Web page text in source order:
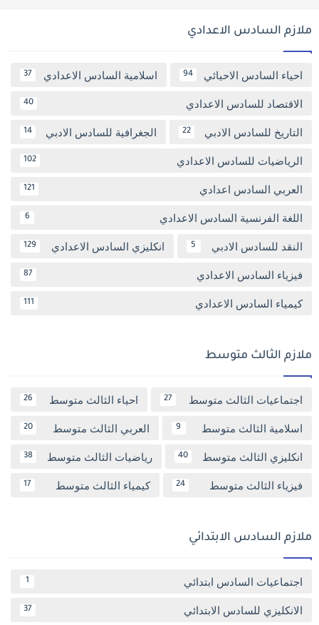
ملازم السادس الاعدادي
احياء السادس الاحيائي 94 اسلامية السادس الاعدادي 37
الاقتصاد للسادس الاعدادي 40
التاريخ للسادس الادبي 22 الجغرافية للسادس الادبي 14
الرياضيات للسادس الاعدادي 102
العربي السادس اعدادي 121
اللغة الفرنسية السادس الاعدادي 6
النقد للسادس الادبي 5 انكليزي السادس الاعدادي 129
فيزياء السادس الاعدادي 87
كيمياء السادس الاعدادي 111
ملازم الثالث متوسط
اجتماعيات الثالث متوسط 27 احياء الثالث متوسط 26
اسلامية الثالث متوسط 9 العربي الثالث متوسط 20
انكليزي الثالث متوسط 40 رياضيات الثالث متوسط 38
فيزياء الثالث متوسط 24 كيمياء الثالث متوسط 17
ملازم السادس الابتدائي
اجتماعيات السادس ابتدائي 1
الانكليزي للسادس الابتدائي 37